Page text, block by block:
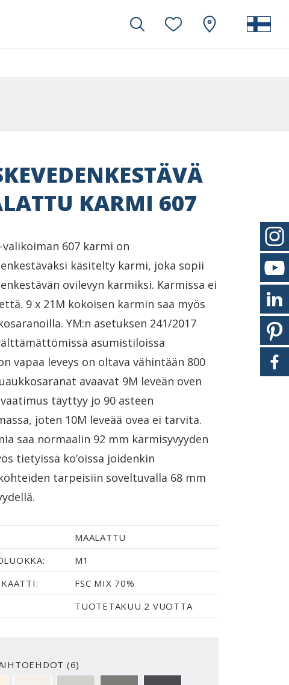
KARMI 607
valikoiman 607 karmi on
käsitelty karmi, joka sopii
ovilevyn karmiksi. Karmissa ei
9 x 21M kokoisen karmin saa myös
YM:n asetuksen 241/2017
asumistiloissa
vapaa leveys on oltava vähintään 800
avaavat 9M leveän oven
täyttyy jo 90 asteen
joten 10M leveää ovea ei tarvita.
saa normaalin 92 mm karmisyvyyden
tietyissä ko’oissa joidenkin
tarpeisiin soveltuvalla 68 mm
MAALATTU
M1
FSC MIX 70%
TUOTETAKUU 2 VUOTTA
(6)